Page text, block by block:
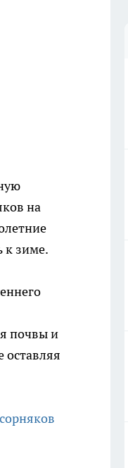
на
к зиме.
почвы и
оставляя